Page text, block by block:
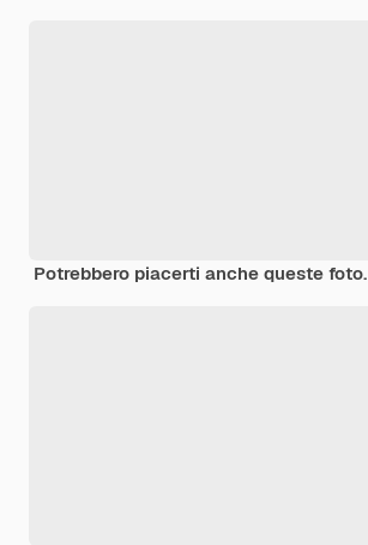
Potrebbero piacerti anche queste foto.